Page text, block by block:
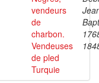
vendeurs
de
charbon.
Vendeuses
de pled
Turquie